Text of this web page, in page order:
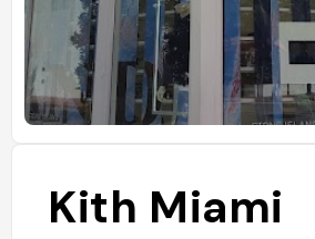
Kith Miami